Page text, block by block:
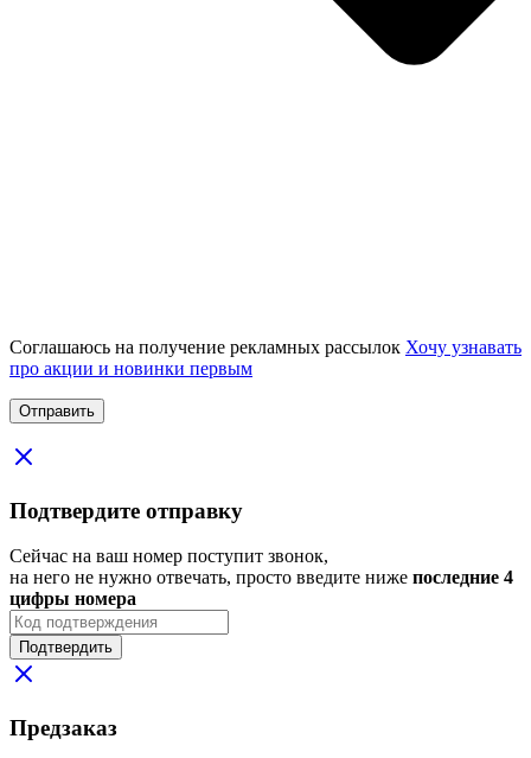
Соглашаюсь на получение рекламных рассылок Хочу узнавать
про акции и новинки первым
Подтвердите отправку
Сейчас на ваш номер поступит звонок,
на него не нужно отвечать, просто введите ниже последние 4
цифры номера
Подтвердить
Предзаказ